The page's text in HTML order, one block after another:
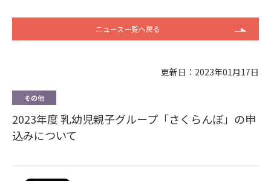
ニュース一覧へ戻る
更新日：2023年01月17日
その他
2023年度 乳幼児親子グループ「さくらんぼ」の申
込みについて